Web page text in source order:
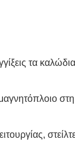
τα